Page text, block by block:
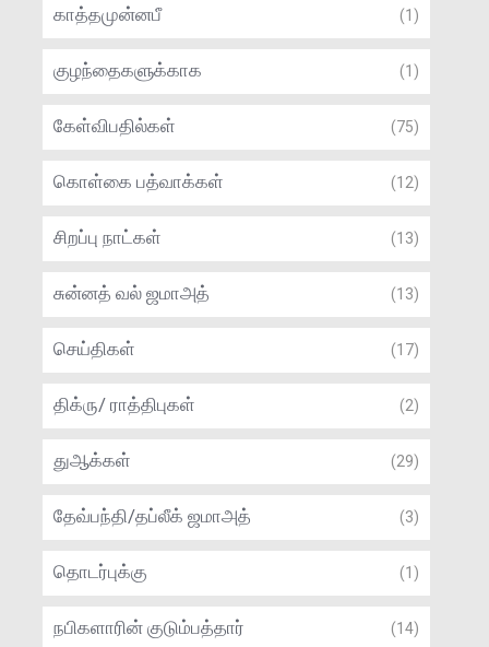
காத்தமுன்னபீ (1)
குழந்தைகளுக்காக (1)
கேள்விபதில்கள் (75)
கொள்கை பத்வாக்கள் (12)
சிறப்பு நாட்கள் (13)
சுன்னத் வல் ஜமாஅத் (13)
செய்திகள் (17)
திக்ரு/ ராத்திபுகள் (2)
துஆக்கள் (29)
தேவ்பந்தி/தப்லீக் ஜமாஅத் (3)
தொடர்புக்கு (1)
நபிகளாரின் குடும்பத்தார் (14)